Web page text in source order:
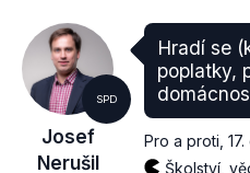
SPD
Josef
Nerušil
Hradí se
poplatky,
Pro a proti
Školství,